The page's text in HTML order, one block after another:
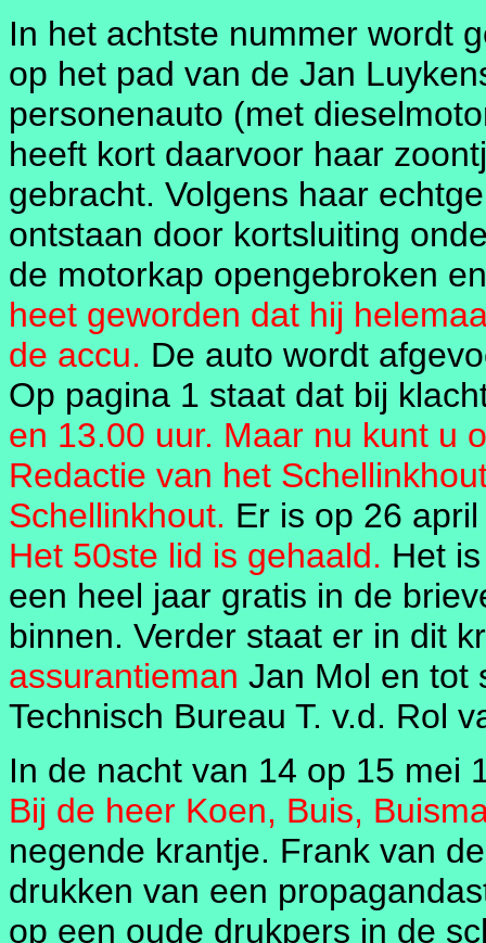
In het achtste nummer wordt
op het pad van de Jan
personenauto (met
heeft kort daarvoor haar
gebracht. Volgens haar
ontstaan door kortsluiting
de motorkap opengebroken
heet geworden dat hij
de accu. De auto wordt
Op pagina 1 staat dat bij
en 13.00 uur. Maar nu kunt u
Redactie van het
Schellinkhout. Er is op 26
Het 50ste lid is gehaald. Het
een heel jaar gratis in de
binnen. Verder staat er in dit
assurantieman Jan Mol en tot
Technisch Bureau T. v.d. Rol
In de nacht van 14 op 15 mei
Bij de heer Koen, Buis,
negende krantje. Frank van
drukken van een
op een oude drukpers in de